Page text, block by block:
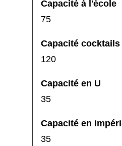
75
120
35
35